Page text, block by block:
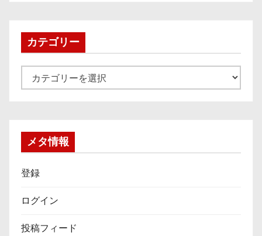
ブカテゴリー
テ
メタ情報
登録
ログイン
投稿フィード